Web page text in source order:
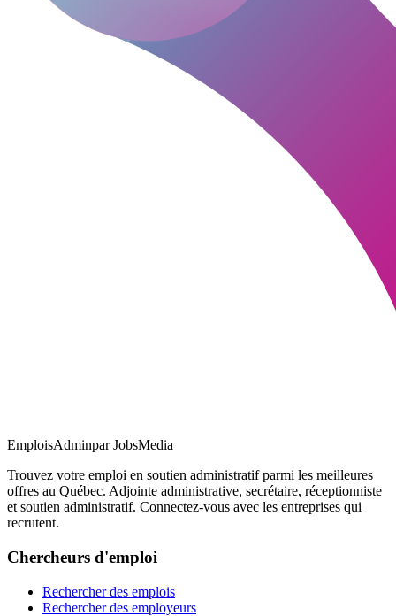
EmploisAdminpar JobsMedia
Trouvez votre emploi en soutien administratif parmi les meilleures
offres au Québec. Adjointe administrative, secrétaire, réceptionniste
et soutien administratif. Connectez-vous avec les entreprises qui
recrutent.
Chercheurs d'emploi
Rechercher des emplois
Rechercher des employeurs